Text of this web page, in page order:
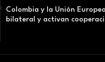
Colombia y la Unión
bilateral y activan